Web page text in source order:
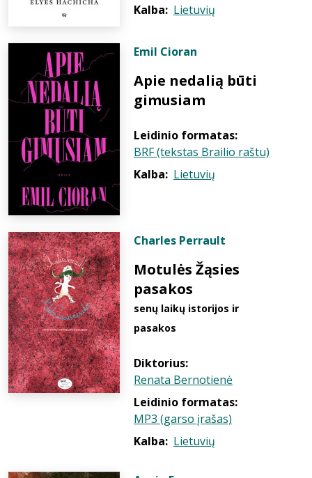
Kalba: Lietuvių
Emil Cioran
Apie nedalią būti
gimusiam
Leidinio formatas:
BRF (tekstas Brailio raštu)
Kalba: Lietuvių
Charles Perrault
Motulės Žąsies
pasakos
senų laikų istorijos ir
pasakos
Diktorius:
Renata Bernotienė
Leidinio formatas:
MP3 (garso įrašas)
Kalba: Lietuvių